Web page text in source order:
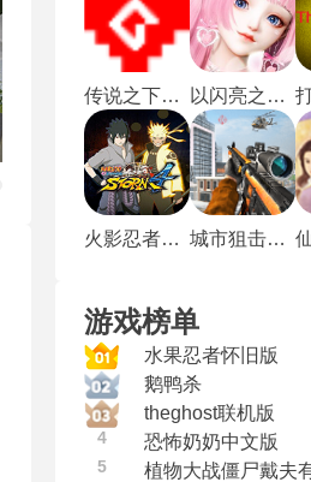
传说之下沃玛战 以闪亮之名新马服
火影忍者究极风暴4手机版 城市狙击行动
游戏榜单
水果忍者怀旧版
鹅鸭杀
theghost联机版
4
恐怖奶奶中文版
5
植物大战僵尸戴夫